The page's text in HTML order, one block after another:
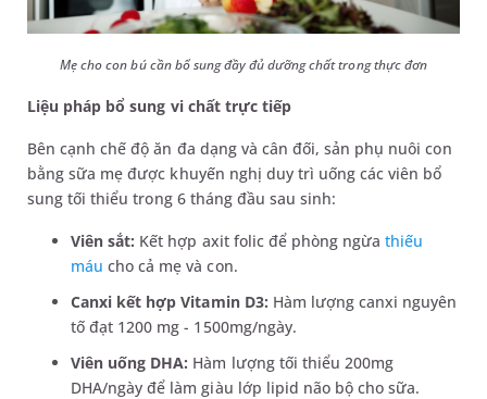
Mẹ cho con bú cần bổ sung đầy đủ dưỡng chất trong thực đơn
Liệu pháp bổ sung vi chất trực tiếp
Bên cạnh chế độ ăn đa dạng và cân đối, sản phụ nuôi con
bằng sữa mẹ được khuyến nghị duy trì uống các viên bổ
sung tối thiểu trong 6 tháng đầu sau sinh:
Viên sắt: Kết hợp axit folic để phòng ngừathiếu
máu cho cả mẹ và con.
Canxi kết hợp Vitamin D3: Hàm lượng canxi nguyên
tố đạt 1200 mg - 1500mg/ngày.
Viên uống DHA: Hàm lượng tối thiểu 200mg
DHA/ngày để làm giàu lớp lipid não bộ cho sữa.